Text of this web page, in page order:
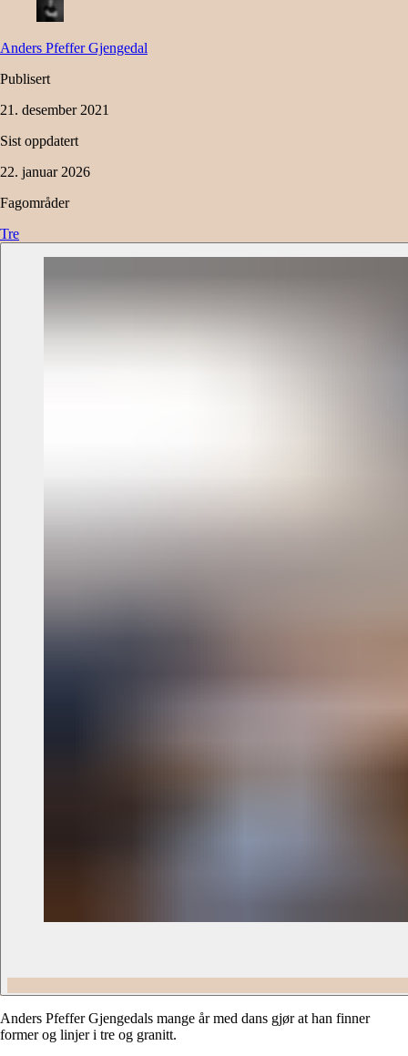
Anders Pfeffer Gjengedal
Publisert
21. desember 2021
Sist oppdatert
22. januar 2026
Fagområder
Tre
Anders Pfeffer Gjengedals mange år med dans gjør at han finner
former og linjer i tre og granitt.